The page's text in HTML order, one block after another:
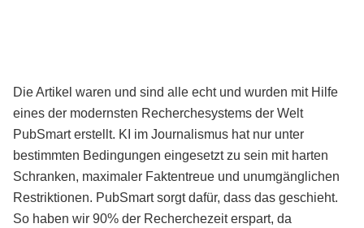
Die Artikel waren und sind alle echt und wurden mit Hilfe
eines der modernsten Recherchesystems der Welt
PubSmart erstellt. KI im Journalismus hat nur unter
bestimmten Bedingungen eingesetzt zu sein mit harten
Schranken, maximaler Faktentreue und unumgänglichen
Restriktionen. PubSmart sorgt dafür, dass das geschieht.
So haben wir 90% der Recherchezeit erspart, da